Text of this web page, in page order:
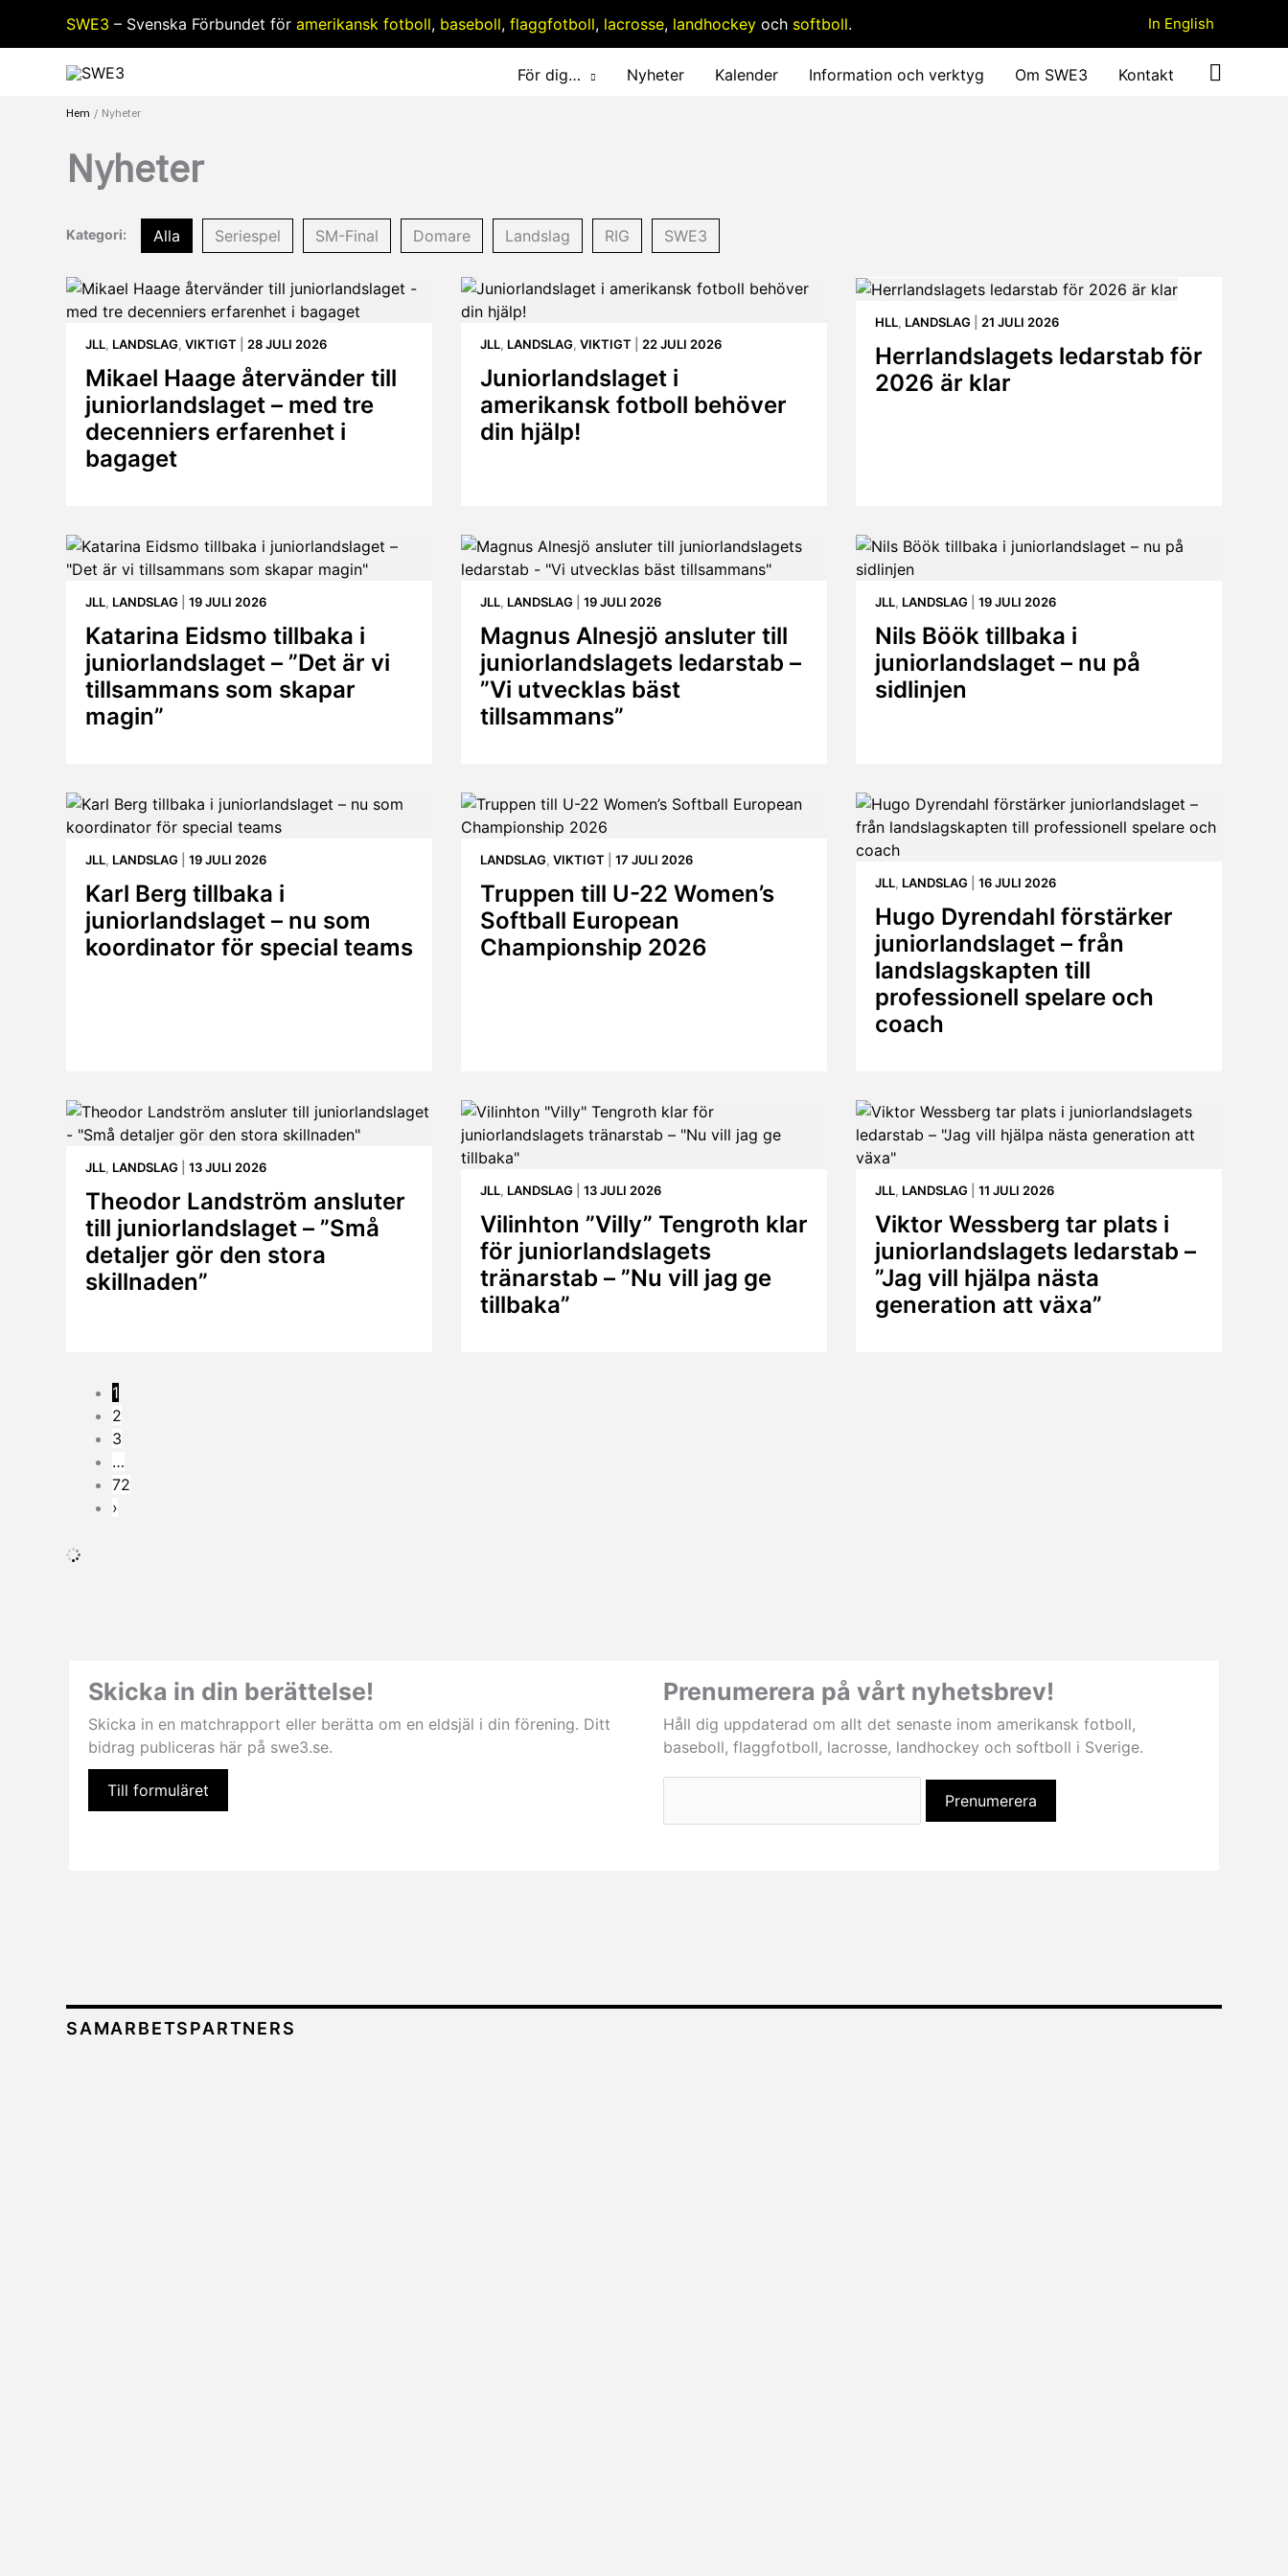
SWE3 – Svenska Förbundet för amerikansk fotboll, baseboll, flaggfotboll, lacrosse, landhockey och softboll. In English
För dig… Nyheter Kalender Information och verktyg Om SWE3 Kontakt
Hem Nyheter
Nyheter
Kategori: Alla Seriespel SM-Final Domare Landslag RIG SWE3
JLL, LANDSLAG, VIKTIGT 28 JULI 2026
Mikael Haage återvänder till
juniorlandslaget – med tre
decenniers erfarenhet i
bagaget
JLL, LANDSLAG, VIKTIGT 22 JULI 2026
Juniorlandslaget i
amerikansk fotboll behöver
din hjälp!
HLL, LANDSLAG 21 JULI 2026
Herrlandslagets ledarstab för
2026 är klar
JLL, LANDSLAG 19 JULI 2026
Katarina Eidsmo tillbaka i
juniorlandslaget – ”Det är vi
tillsammans som skapar
magin”
JLL, LANDSLAG 19 JULI 2026
Magnus Alnesjö ansluter till
juniorlandslagets ledarstab –
”Vi utvecklas bäst
tillsammans”
JLL, LANDSLAG 19 JULI 2026
Nils Böök tillbaka i
juniorlandslaget – nu på
sidlinjen
JLL, LANDSLAG 19 JULI 2026
Karl Berg tillbaka i
juniorlandslaget – nu som
koordinator för special teams
LANDSLAG, VIKTIGT 17 JULI 2026
Truppen till U-22 Women’s
Softball European
Championship 2026
JLL, LANDSLAG 16 JULI 2026
Hugo Dyrendahl förstärker
juniorlandslaget – från
landslagskapten till
professionell spelare och
coach
JLL, LANDSLAG 13 JULI 2026
Theodor Landström ansluter
till juniorlandslaget – ”Små
detaljer gör den stora
skillnaden”
JLL, LANDSLAG 13 JULI 2026
Vilinhton ”Villy” Tengroth klar
för juniorlandslagets
tränarstab – ”Nu vill jag ge
tillbaka”
JLL, LANDSLAG 11 JULI 2026
Viktor Wessberg tar plats i
juniorlandslagets ledarstab –
”Jag vill hjälpa nästa
generation att växa”
1
2
3
…
72
›
Skicka in din berättelse!
Skicka in en matchrapport eller berätta om en eldsjäl i din förening. Ditt
bidrag publiceras här på swe3.se.
Till formuläret
Prenumerera på vårt nyhetsbrev!
Håll dig uppdaterad om allt det senaste inom amerikansk fotboll,
baseboll, flaggfotboll, lacrosse, landhockey och softboll i Sverige.
SAMARBETSPARTNERS